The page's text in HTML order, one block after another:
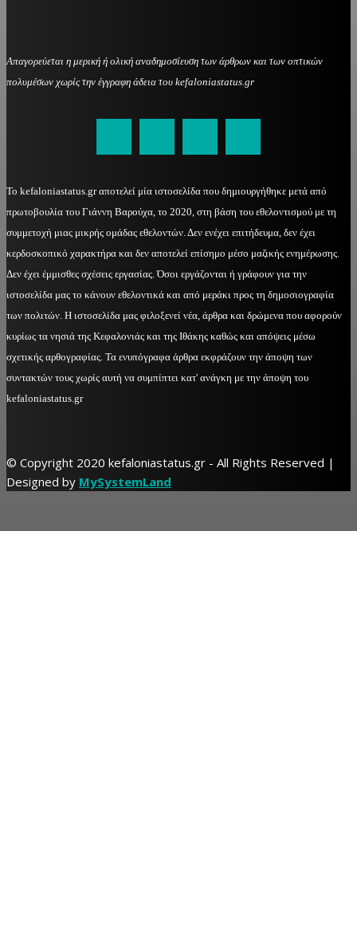
Απαγορεύεται η μερική ή ολική αναδημοσίευση των άρθρων και των οπτικών
πολυμέσων χωρίς την έγγραφη άδεια του kefaloniastatus.gr
Το kefaloniastatus.gr αποτελεί μία ιστοσελίδα που δημιουργήθηκε μετά από
πρωτοβουλία του Γιάννη Βαρούχα, το 2020, στη βάση του εθελοντισμού με τη
συμμετοχή μιας μικρής ομάδας εθελοντών. Δεν ενέχει επιτήδευμα, δεν έχει
κερδοσκοπικό χαρακτήρα και δεν αποτελεί επίσημο μέσο μαζικής ενημέρωσης.
Δεν έχει έμμισθες σχέσεις εργασίας. Όσοι εργάζονται ή γράφουν για την
ιστοσελίδα μας το κάνουν εθελοντικά και από μεράκι προς τη δημοσιογραφία
των πολιτών. Η ιστοσελίδα μας φιλοξενεί νέα, άρθρα και δρώμενα που αφορούν
κυρίως τα νησιά της Κεφαλονιάς και της Ιθάκης καθώς και απόψεις μέσω
σχετικής αρθογραφίας. Τα ενυπόγραφα άρθρα εκφράζουν την άποψη των
συντακτών τους χωρίς αυτή να συμπίπτει κατ' ανάγκη με την άποψη του
kefaloniastatus.gr
© Copyright 2020 kefaloniastatus.gr - All Rights Reserved |
Designed by MySystemLand